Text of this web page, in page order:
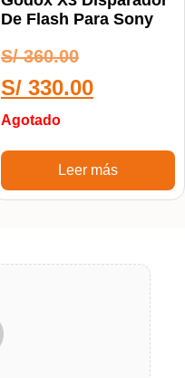
De Flash Para Sony
S/360.00
S/ 330.00
Agotado
Leer más